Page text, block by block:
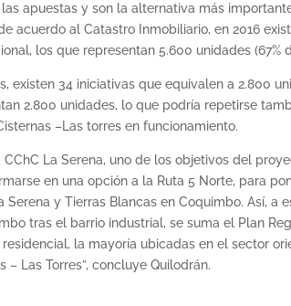
apuestas y son la alternativa más
acuerdo al Catastro Inmobiliario, en 2016
los que representan 5.600 unidades (67%
existen 34 iniciativas que equivalen a 2.800
2.800 unidades, lo que podría repetirse
–Las torres en funcionamiento.
La Serena, uno de los objetivos del
en una opción a la Ruta 5 Norte, para
Serena y Tierras Blancas en Coquimbo. Así, a
tras el barrio industrial, se suma el Plan
la mayoría ubicadas en el sector
– Las Torres”, concluye Quilodrán.